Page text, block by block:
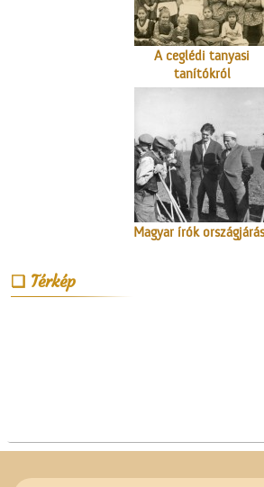
A ceglédi tanyasi
tanítókról
Magyar írók
Térkép